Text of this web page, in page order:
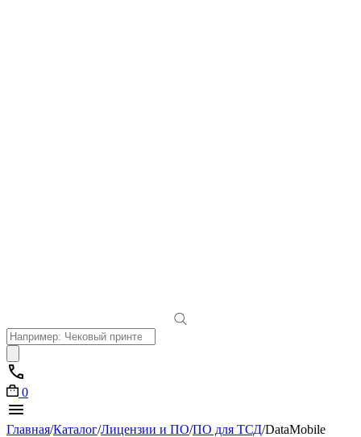
Поиск
товаров
0
Главная/Каталог/Лицензии и ПО/ПО для ТСД/DataMobile